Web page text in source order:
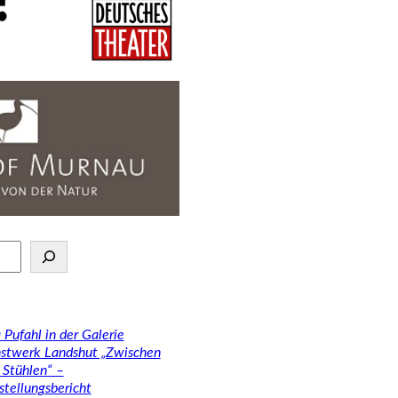
Pufahl in der Galerie
Landshut „Zwischen
–